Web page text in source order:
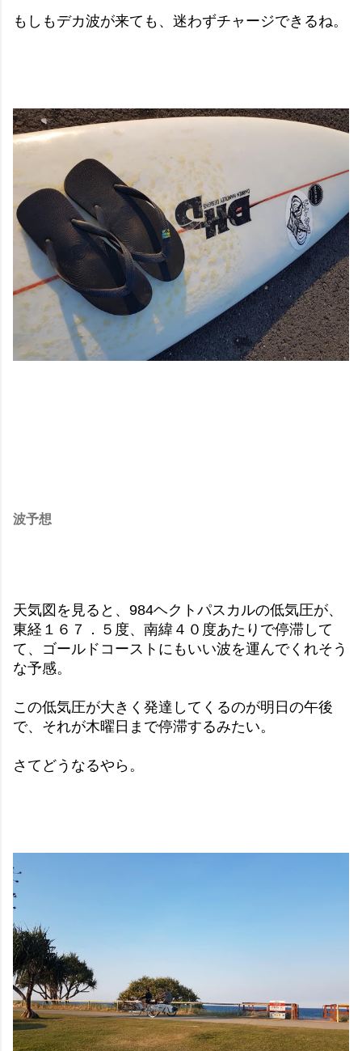
もしもデカ波が来ても、迷わずチャージできるね。
波予想
天気図を見ると、984ヘクトパスカルの低気圧が、
東経１６７．５度、南緯４０度あたりで停滞して
て、ゴールドコーストにもいい波を運んでくれそう
な予感。
この低気圧が大きく発達してくるのが明日の午後
で、それが木曜日まで停滞するみたい。
さてどうなるやら。